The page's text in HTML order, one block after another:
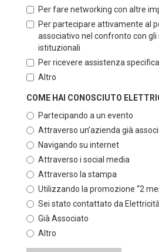
Per fare networking con altre
Per partecipare attivamente al
associativo nel confronto con
istituzionali
Per ricevere assistenza specifica
Altro
COME HAI CONOSCIUTO
Partecipando a un evento
Attraverso un’azienda già
Navigando su internet
Attraverso i social media
Attraverso la stampa
Utilizzando la promozione “2
Sei stato contattato da
Già Associato
Altro